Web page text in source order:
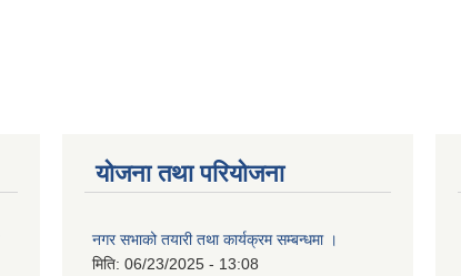
योजना तथा परियोजना
नगर सभाको तयारी तथा कार्यक्रम सम्बन्धमा ।
मिति: 06/23/2025 - 13:08